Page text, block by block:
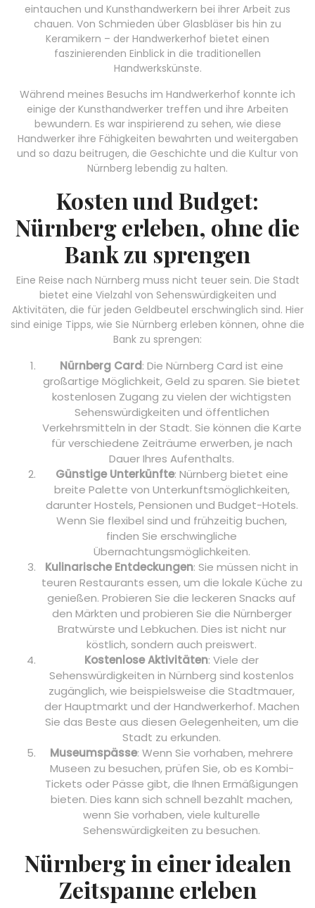
eintauchen und Kunsthandwerkern bei ihrer Arbeit zus
chauen. Von Schmieden über Glasbläser bis hin zu
Keramikern – der Handwerkerhof bietet einen
faszinierenden Einblick in die traditionellen
Handwerkskünste.
Während meines Besuchs im Handwerkerhof konnte ich
einige der Kunsthandwerker treffen und ihre Arbeiten
bewundern. Es war inspirierend zu sehen, wie diese
Handwerker ihre Fähigkeiten bewahrten und weitergaben
und so dazu beitrugen, die Geschichte und die Kultur von
Nürnberg lebendig zu halten.
Kosten und Budget:
Nürnberg erleben, ohne die
Bank zu sprengen
Eine Reise nach Nürnberg muss nicht teuer sein. Die Stadt
bietet eine Vielzahl von Sehenswürdigkeiten und
Aktivitäten, die für jeden Geldbeutel erschwinglich sind. Hier
sind einige Tipps, wie Sie Nürnberg erleben können, ohne die
Bank zu sprengen:
Nürnberg Card: Die Nürnberg Card ist eine
großartige Möglichkeit, Geld zu sparen. Sie bietet
kostenlosen Zugang zu vielen der wichtigsten
Sehenswürdigkeiten und öffentlichen
Verkehrsmitteln in der Stadt. Sie können die Karte
für verschiedene Zeiträume erwerben, je nach
Dauer Ihres Aufenthalts.
Günstige Unterkünfte: Nürnberg bietet eine
breite Palette von Unterkunftsmöglichkeiten,
darunter Hostels, Pensionen und Budget-Hotels.
Wenn Sie flexibel sind und frühzeitig buchen,
finden Sie erschwingliche
Übernachtungsmöglichkeiten.
Kulinarische Entdeckungen: Sie müssen nicht in
teuren Restaurants essen, um die lokale Küche zu
genießen. Probieren Sie die leckeren Snacks auf
den Märkten und probieren Sie die Nürnberger
Bratwürste und Lebkuchen. Dies ist nicht nur
köstlich, sondern auch preiswert.
Kostenlose Aktivitäten: Viele der
Sehenswürdigkeiten in Nürnberg sind kostenlos
zugänglich, wie beispielsweise die Stadtmauer,
der Hauptmarkt und der Handwerkerhof. Machen
Sie das Beste aus diesen Gelegenheiten, um die
Stadt zu erkunden.
Museumspässe: Wenn Sie vorhaben, mehrere
Museen zu besuchen, prüfen Sie, ob es Kombi-
Tickets oder Pässe gibt, die Ihnen Ermäßigungen
bieten. Dies kann sich schnell bezahlt machen,
wenn Sie vorhaben, viele kulturelle
Sehenswürdigkeiten zu besuchen.
Nürnberg in einer idealen
Zeitspanne erleben